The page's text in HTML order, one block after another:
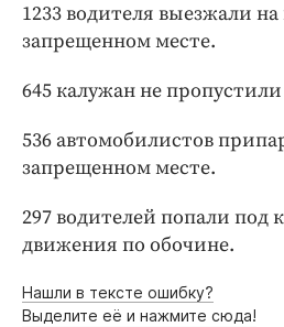
1233 водителя выезжали
запрещенном месте.
645 калужан не
536 автомобилистов
запрещенном месте.
297 водителей попали под
движения по обочине.
Нашли в тексте ошибку?
Выделите её и нажмите сюда!